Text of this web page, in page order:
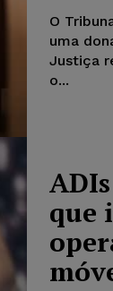
O
uma
Justiça
o...
que